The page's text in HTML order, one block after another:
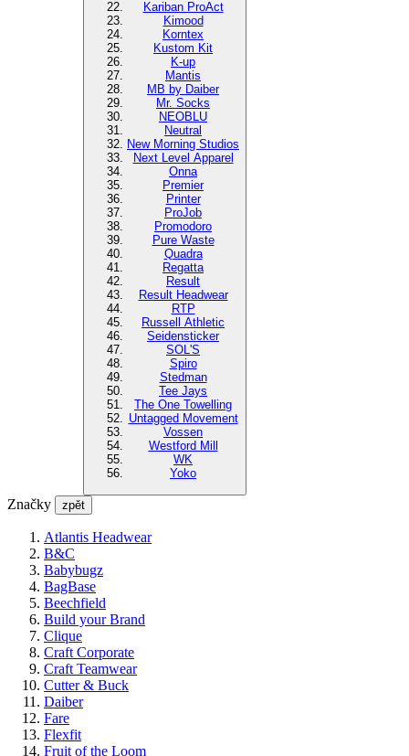
Kariban ProAct
Kimood
Korntex
Kustom Kit
K-up
Mantis
MB by Daiber
Mr. Socks
NEOBLU
Neutral
New Morning Studios
Next Level Apparel
Onna
Premier
Printer
ProJob
Promodoro
Pure Waste
Quadra
Regatta
Result
Result Headwear
RTP
Russell Athletic
Seidensticker
SOL'S
Spiro
Stedman
Tee Jays
The One Towelling
Untagged Movement
Vossen
Westford Mill
WK
Yoko
Značky zpět
Atlantis Headwear
B&C
Babybugz
BagBase
Beechfield
Build your Brand
Clique
Craft Corporate
Craft Teamwear
Cutter & Buck
Daiber
Fare
Flexfit
Fruit of the Loom